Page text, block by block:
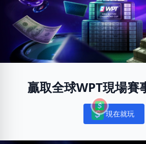
贏取全球WPT現場賽
Notifications
現在就玩